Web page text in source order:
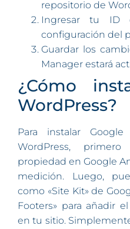
repositorio de
Ingresar tu ID
configuración del
Guardar los
Manager estará
¿Cómo
WordPress?
Para instalar
WordPress,
propiedad en Google
medición. Luego,
como «Site Kit» de
Footers» para añadir
en tu sitio.